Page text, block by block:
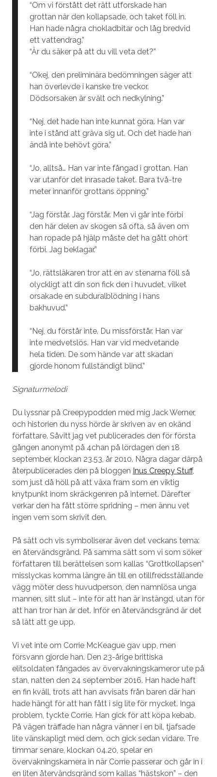
“Om vi förstått det rätt utforskade han
grottan när den kollapsade, och taket föll in.
Han hade några chokladbitar och låg bredvid
ett vattendrag.”
“Är du säker på att du vill veta det?”
“Okej, den preliminära bedömningen säger att
han överlevde i kanske tre veckor.
Dödsorsaken är svält och nedkylning.”
“Nej, det hade han inte kunnat göra. Han var
inte i stånd att gräva sig ut. Och det hade han
ändå inte behövt göra.”
“Jo, alltså… Han var inte fångad i grottan. Han
var utanför det inrasade taket. Bara två-tre
meter innanför grottans öppning.”
“Jag förstår. Jag förstår. Men vi går inte förbi
den här delen av skogen så ofta, så även om
han ropade på hjälp måste det ha gått ohört
förbi. Jag beklagar.”
“Jo, rättsläkaren tror att en av stenarna föll så
olyckligt att din son fick den i huvudet, vilket
orsakade en subduralblödning i hans
bakhuvud.”
“Nej, du förstår inte. Du missförstår. Han var
inte medvetslös. Han var vid medvetande
hela tiden. De som hände var att skadan
gjorde honom fullständigt blind.”
Signaturmelodi
Du lyssnar på Creepypodden med mig Jack Werner,
och historien du nyss hörde är skriven av en okänd
författare. Såvitt jag vet publicerades den för första
gången anonymt på 4chan på lördagen den 18
september, klockan 23.53, år 2010. Några dagar därpå
återpublicerades den på bloggen Inus Creepy Stuff,
som just då höll på att växa fram som en viktig
knytpunkt inom skräckgenren på internet. Därefter
verkar den ha fått större spridning – men ännu vet
ingen vem som skrivit den.
På sätt och vis symboliserar även det veckans tema:
en återvändsgränd. På samma sätt som vi som söker
författaren till berättelsen som kallas “Grottkollapsen”
misslyckas komma längre än till en otillfredsställande
vägg möter dess huvudperson, den namnlösa unga
mannen, sitt slut – inte för att han är instängd, utan för
att han tror han är det. Inför en återvändsgränd är det
så lätt att ge upp.
Vi vet inte om Corrie McKeague gav upp, men
försvann gjorde han. Den 23-årige brittiska
elitsoldaten fångades av övervakningskameror ute på
stan, natten den 24 september 2016. Han hade haft
en fin kväll, trots att han avvisats från baren där han
hade hängt för att han fått i sig lite för mycket. Inga
problem, tyckte Corrie. Han gick för att köpa kebab.
På vägen träffade han några vänner i en bil, tjafsade
lite vänskapligt med dem, och gick sedan vidare. Tre
timmar senare, klockan 04.20, spelar en
övervakningskamera in när Corrie passerar och går in i
en liten återvändsgränd som kallas “hästskon” – den